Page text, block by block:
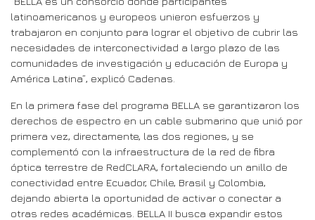
latinoamericanos y europeos unieron esfuerzos y
trabajaron en conjunto para lograr el objetivo de cubrir las
necesidades de interconectividad a largo plazo de las
comunidades de investigación y educación de Europa y
América Latina”, explicó Cadenas.
En la primera fase del programa BELLA se garantizaron los
derechos de espectro en un cable submarino que unió por
primera vez, directamente, las dos regiones, y se
complementó con la infraestructura de la red de fibra
óptica terrestre de RedCLARA, fortaleciendo un anillo de
conectividad entre Ecuador, Chile, Brasil y Colombia,
dejando abierta la oportunidad de activar o conectar a
otras redes académicas. BELLA II busca expandir estos